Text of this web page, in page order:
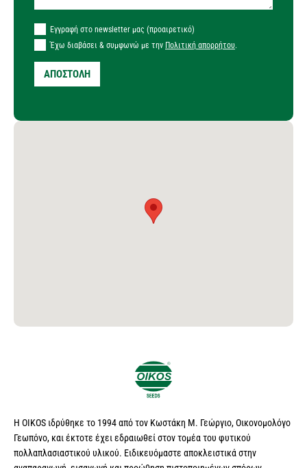
Εγγραφή στο newsletter μας (προαιρετικό)
Έχω διαβάσει & συμφωνώ με την Πολιτική απορρήτου.
Η OIKOS ιδρύθηκε το 1994 από τον Κωστάκη Μ. Γεώργιο, Οικονομολόγο
Γεωπόνο, και έκτοτε έχει εδραιωθεί στον τομέα του φυτικού
πολλαπλασιαστικού υλικού. Ειδικευόμαστε αποκλειστικά στην